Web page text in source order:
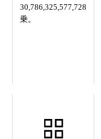
30,786,325,577,728
乗。